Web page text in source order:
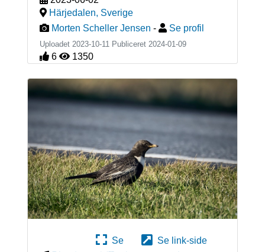
Härjedalen, Sverige
Morten Scheller Jensen - Se profil
Uploadet 2023-10-11 Publiceret 2024-01-09
6 1350
Se
Se link-side